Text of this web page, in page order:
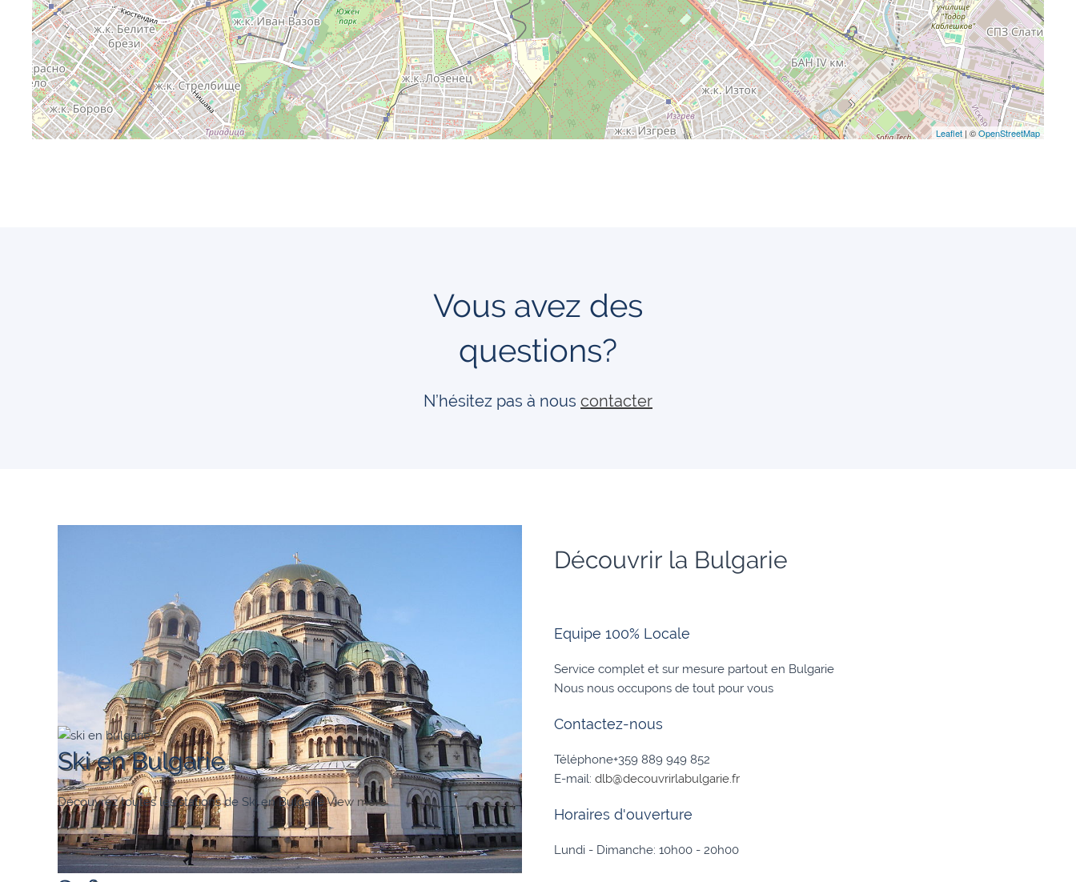
Leaflet | ©OpenStreetMap
Vous avez des
questions?
N’hésitez pas à nous contacter
Ski en Bulgarie
Découvrez toutes les stations de Ski en BulgarieView more
Découvrir la Bulgarie
Equipe 100% Locale
Service complet et sur mesure partout en Bulgarie
Nous nous occupons de tout pour vous
Contactez-nous
Téléphone+359 889 949 852
E-mail: dlb@decouvrirlabulgarie.fr
Horaires d'ouverture
Lundi - Dimanche: 10h00 - 20h00